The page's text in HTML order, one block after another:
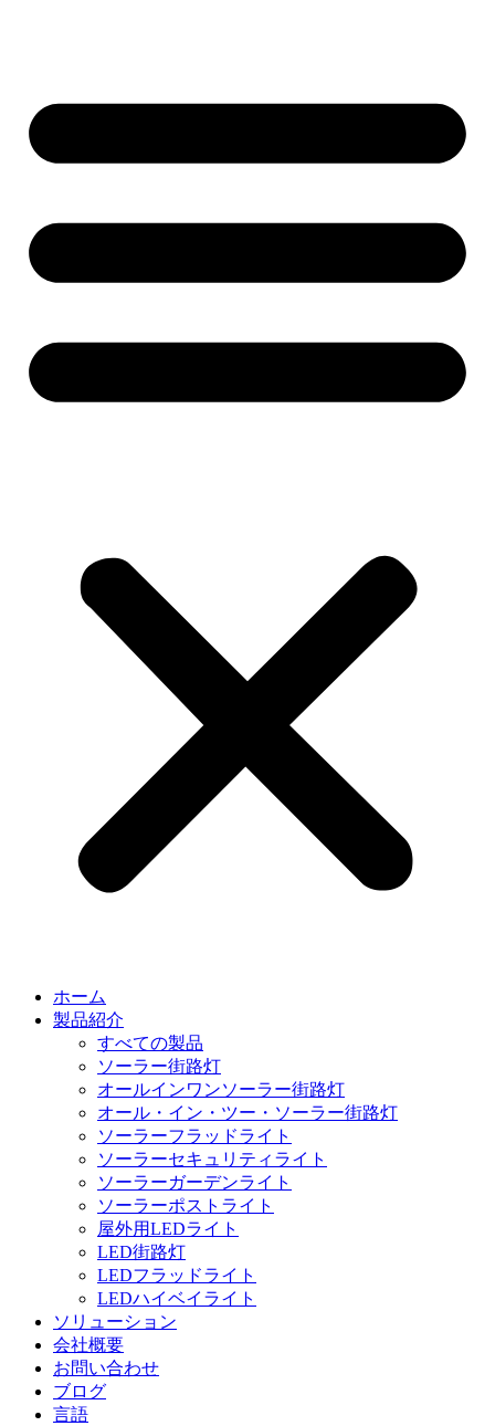
ホーム
製品紹介
すべての製品
ソーラー街路灯
オールインワンソーラー街路灯
オール・イン・ツー・ソーラー街路灯
ソーラーフラッドライト
ソーラーセキュリティライト
ソーラーガーデンライト
ソーラーポストライト
屋外用LEDライト
LED街路灯
LEDフラッドライト
LEDハイベイライト
ソリューション
会社概要
お問い合わせ
ブログ
言語